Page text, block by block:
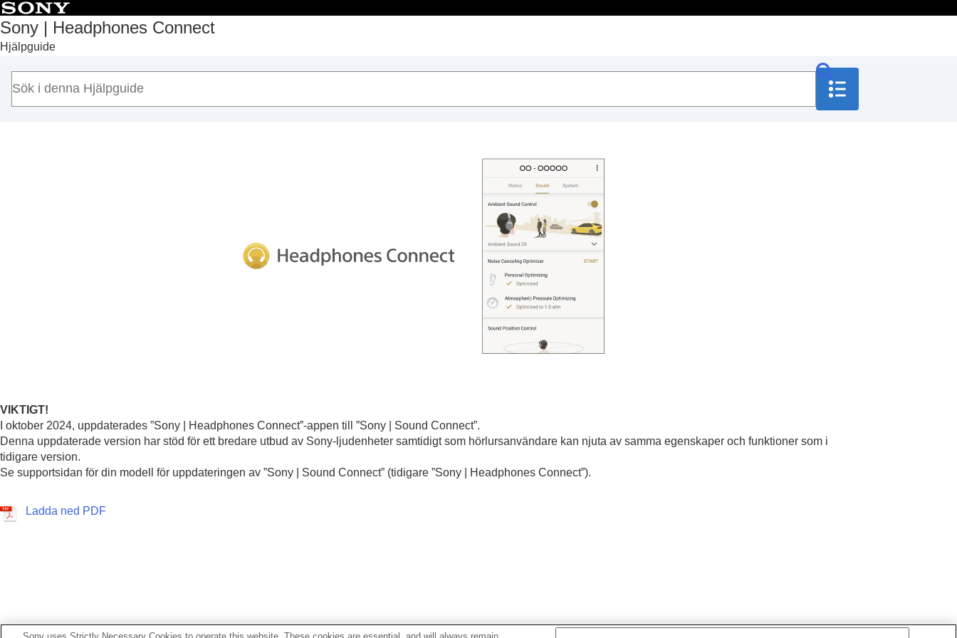
Sony | Headphones Connect
Hjälpguide
Början
Komma igång
Användning
Viktig information
VIKTIGT!
I oktober 2024, uppdaterades ”Sony | Headphones Connect”-appen till ”Sony | Sound Connect”.
Denna uppdaterade version har stöd för ett bredare utbud av Sony-ljudenheter samtidigt som hörlursanvändare kan njuta av samma egenskaper och funktioner som i
tidigare version.
Se supportsidan för din modell för uppdateringen av ”Sony | Sound Connect” (tidigare ”Sony | Headphones Connect”).
Ladda ned PDF